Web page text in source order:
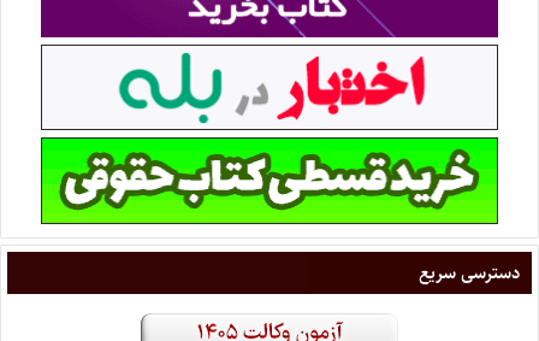
دسترسی سریع